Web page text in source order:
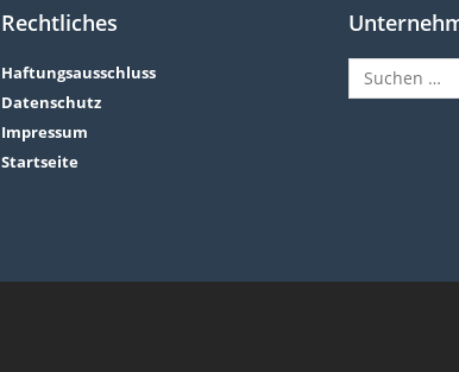
Rechtliches
Haftungsausschluss
Datenschutz
Impressum
Startseite